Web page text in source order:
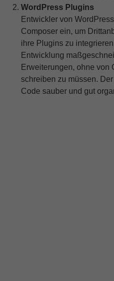
WordPress Plugins
Entwickler von
Composer ein, um
ihre Plugins zu
Entwicklung
Erweiterungen, ohne von
schreiben zu müssen.
Code sauber und gut